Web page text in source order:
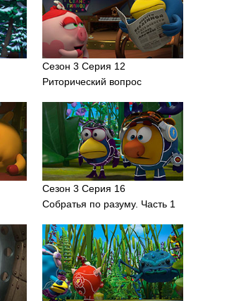
Сезон 3 Серия 12
Риторический вопрос
Сезон 3 Серия 16
Собратья по разуму. Часть 1